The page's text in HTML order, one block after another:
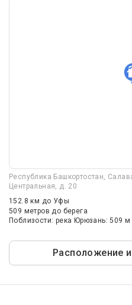
Республика Башкортостан,
Центральная, д. 20
152.8 км до Уфы
509 метров до берега
Поблизости: река Юрюзань: 509 м
Расположение